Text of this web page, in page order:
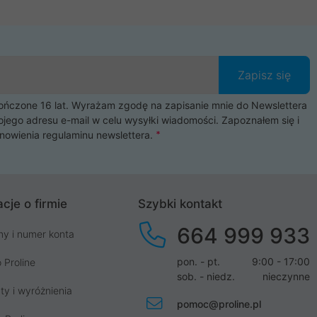
Zapisz się
16 lat. Wyrażam zgodę na zapisanie mnie do Newslettera
adresu e-mail w celu wysyłki wiadomości. Zapoznałem się i
regulaminu newslettera.
o firmie
i numer konta
Proline
i wyróżnienia
Szybki kontakt
664 999 933
pon. - pt.
9:00 - 17:00
sob. - niedz.
nieczynne
pomoc@proline.pl